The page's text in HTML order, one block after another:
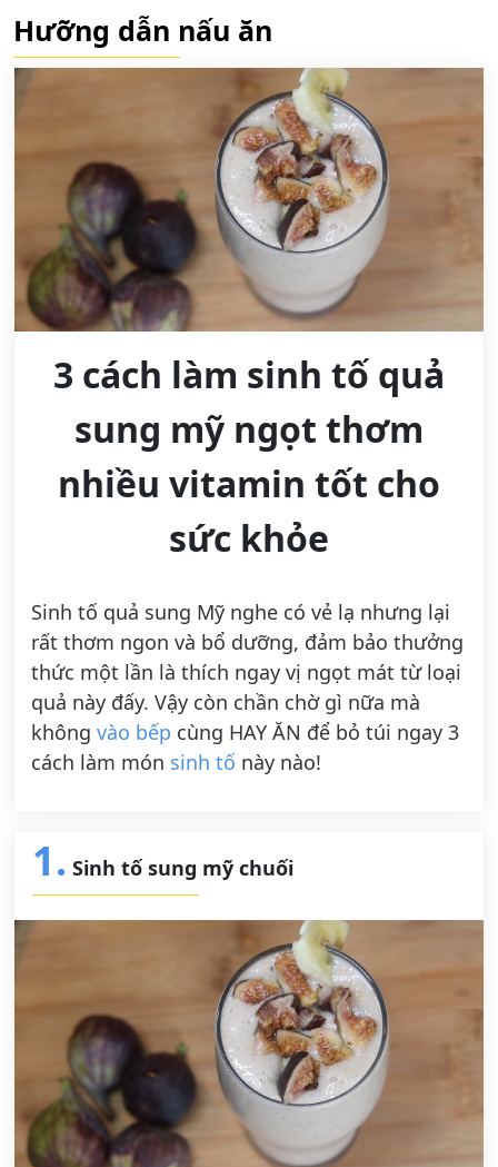
Hưỡng dẫn nấu ăn
3 cách làm sinh tố quả
sung mỹ ngọt thơm
nhiều vitamin tốt cho
sức khỏe
Sinh tố quả sung Mỹ nghe có vẻ lạ nhưng lại
rất thơm ngon và bổ dưỡng, đảm bảo thưởng
thức một lần là thích ngay vị ngọt mát từ loại
quả này đấy. Vậy còn chần chờ gì nữa mà
không vào bếp cùng HAY ĂN để bỏ túi ngay 3
cách làm món sinh tố này nào!
1. Sinh tố sung mỹ chuối